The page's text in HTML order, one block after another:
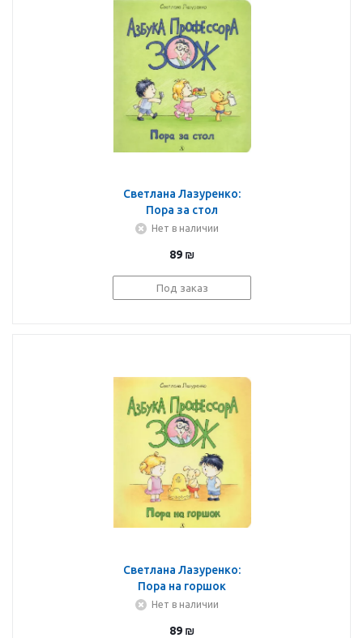
Светлана Лазуренко:
Пора за стол
Нет в наличии
89 ₪
Под заказ
Светлана Лазуренко:
Пора на горшок
Нет в наличии
89 ₪